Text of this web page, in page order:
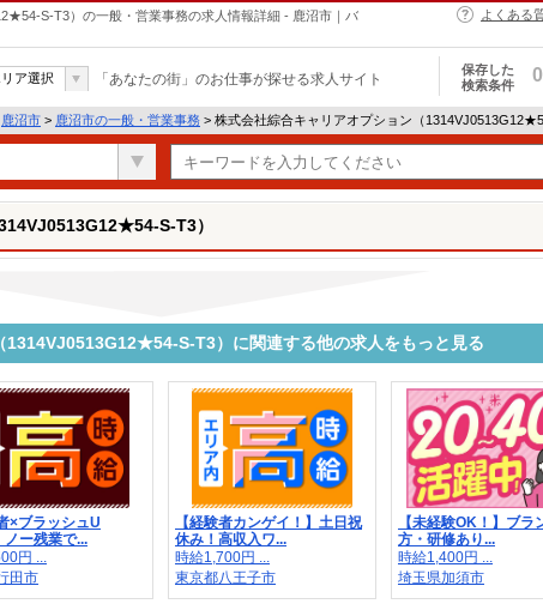
S-T3）の一般・営業事務の求人情報詳細 - 鹿沼市｜バ
よくある
ア選択 「あなたの街」のお仕事が探せる求人サイト
保存した
検索条件
0
鹿沼市 > 鹿沼市の一般・営業事務 > 株式会社綜合キャリアオプション（
S-T3）
1314VJ0513G12★54-S-T3）に関連する他の求人をもっと見る
×ブラッシュU
ノー残業で...
円 ...
田市
【経験者カンゲイ！】土日祝
休み！高収入ワ...
時給1,700円 ...
東京都八王子市
【未経験OK！】ブラ
方・研修あり...
時給1,400円 ...
埼玉県加須市